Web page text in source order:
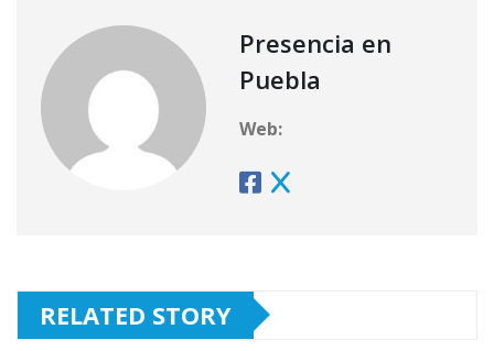
Presencia en
Puebla
Web:
RELATED STORY